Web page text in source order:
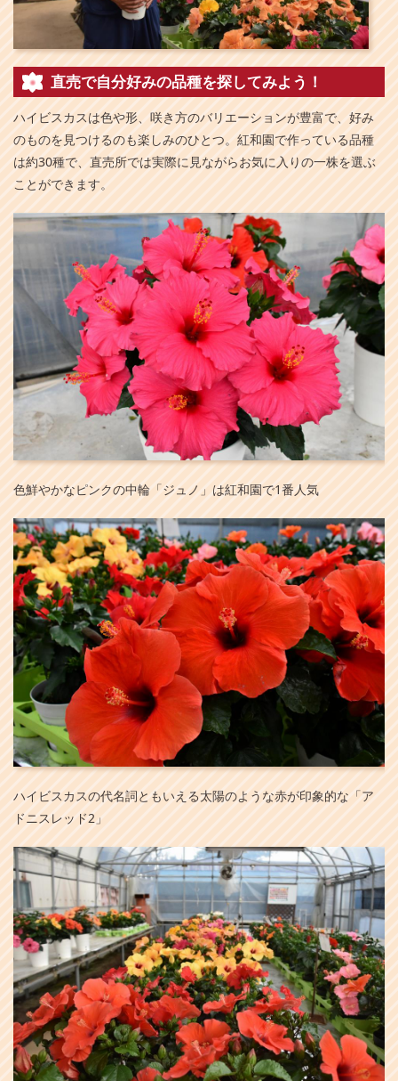
直売で自分好みの品種を探してみよう！
ハイビスカスは色や形、咲き方のバリエーションが豊富で、好み
のものを見つけるのも楽しみのひとつ。紅和園で作っている品種
は約30種で、直売所では実際に見ながらお気に入りの一株を選ぶ
ことができます。
色鮮やかなピンクの中輪「ジュノ」は紅和園で1番人気
ハイビスカスの代名詞ともいえる太陽のような赤が印象的な「ア
ドニスレッド2」